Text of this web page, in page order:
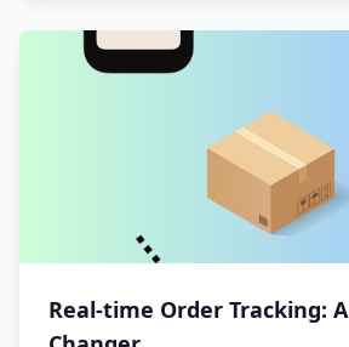
Real-time Order Tracking: